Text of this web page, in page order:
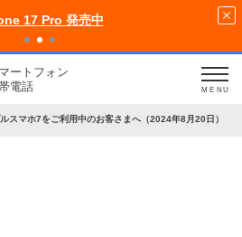
17 Pro 発売中
ートフォン
電話
MENU
スマホ7をご利用中のお客さまへ（2024年8月20日）